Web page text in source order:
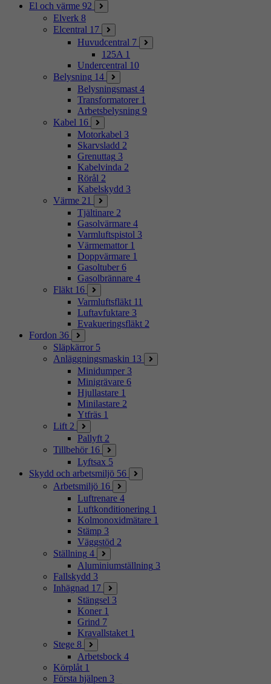
El och värme 92
Elverk 8
Elcentral 17
Huvudcentral 7
125A 1
Undercentral 10
Belysning 14
Belysningsmast 4
Transformatorer 1
Arbetsbelysning 9
Kabel 16
Motorkabel 3
Skarvsladd 2
Grenuttag 3
Kabelvinda 2
Rörål 2
Kabelskydd 3
Värme 21
Tjältinare 2
Gasolvärmare 4
Varmluftspistol 3
Värmemattor 1
Doppvärmare 1
Gasoltuber 6
Gasolbrännare 4
Fläkt 16
Varmluftsfläkt 11
Luftavfuktare 3
Evakueringsfläkt 2
Fordon 36
Släpkärror 5
Anläggningsmaskin 13
Minidumper 3
Minigrävare 6
Hjullastare 1
Minilastare 2
Ytfräs 1
Lift 2
Pallyft 2
Tillbehör 16
Lyftsax 5
Skydd och arbetsmiljö 56
Arbetsmiljö 16
Luftrenare 4
Luftkonditionering 1
Kolmonoxidmätare 1
Stämp 3
Väggstöd 2
Ställning 4
Aluminiumställning 3
Fallskydd 3
Inhägnad 17
Stängsel 3
Koner 1
Grind 7
Kravallstaket 1
Stege 8
Arbetsbock 4
Körplåt 1
Första hjälpen 3